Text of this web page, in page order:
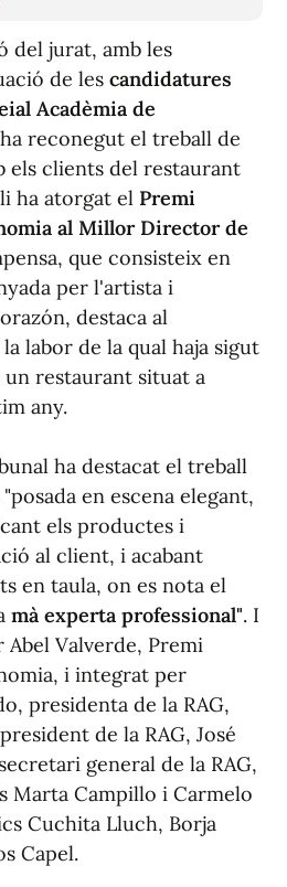
del jurat, amb les
de les candidatures
Acadèmia de
ha reconegut el treball de
els clients del restaurant
ha atorgat el Premi
al Millor Director de
que consisteix en
per l'artista i
destaca al
labor de la qual haja sigut
restaurant situat a
any.
ha destacat el treball
en escena elegant,
els productes i
al client, i acabant
en taula, on es nota el
mà experta professional". I
Valverde, Premi
i integrat per
presidenta de la RAG,
de la RAG, José
general de la RAG,
Marta Campillo i Carmelo
Cuchita Lluch, Borja
Capel.